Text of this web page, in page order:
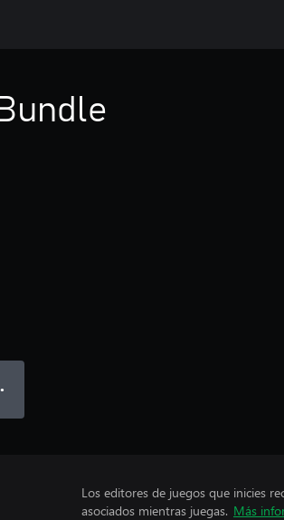
Los editores de juegos que inicies
asociados mientras juegas. Más